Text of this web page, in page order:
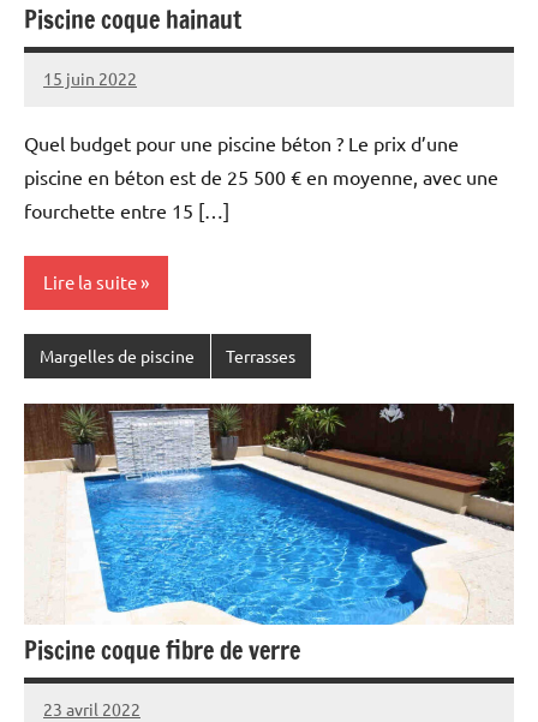
Piscine coque hainaut
15 juin 2022
Quel budget pour une piscine béton ? Le prix d’une
piscine en béton est de 25 500 € en moyenne, avec une
fourchette entre 15 […]
Lire la suite
Margelles de piscine Terrasses
Piscine coque fibre de verre
23 avril 2022